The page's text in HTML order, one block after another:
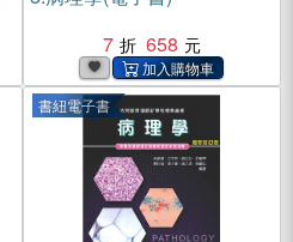
7
658
書紐電子書